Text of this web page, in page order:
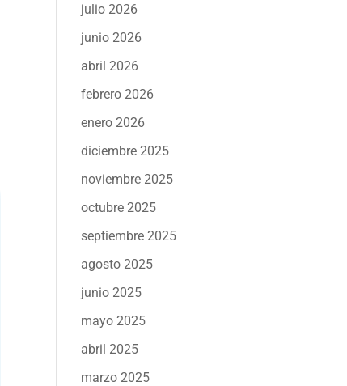
julio 2026
junio 2026
abril 2026
febrero 2026
enero 2026
diciembre 2025
noviembre 2025
octubre 2025
septiembre 2025
agosto 2025
junio 2025
mayo 2025
abril 2025
marzo 2025